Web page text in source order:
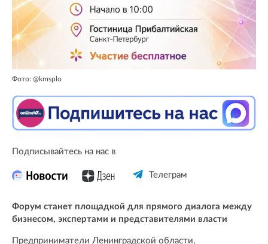
Фото: @kmsplo
Подписывайтесь на нас в
Телеграм
Форум станет площадкой для прямого диалога между
бизнесом, экспертами и представителями власти
Предприниматели Ленинградской области,